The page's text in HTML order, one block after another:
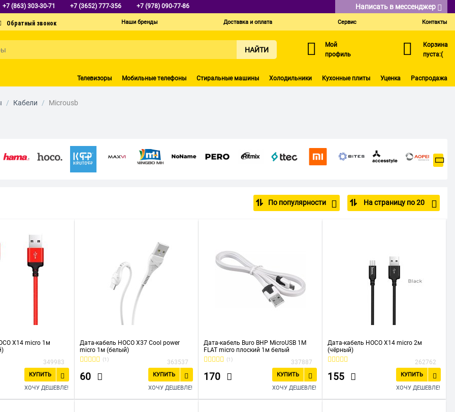
+7 (863) 303-30-71 +7 (3652) 777-356 +7 (978) 090-77-86 Написать в мессенджер
Наши бренды Доставка и оплата Сервис Контакты
НАЙТИ
Мой
профиль
Корзина
пуста:(
Телевизоры Мобильные телефоны Стиральные машины Холодильники Кухонные плиты Уценка Распродажа
/ Кабели / Microusb
По популярности На страницу по 20
X14 micro 1м
349983
КУПИТЬ
ХОЧУ ДЕШЕВЛЕ!
Дата-кабель HOCO X37 Cool power
micro 1м (белый)
(1) 363537
60
КУПИТЬ
ХОЧУ ДЕШЕВЛЕ!
Дата-кабель Buro BHP MicroUSB 1M
FLAT micro плоский 1м белый
(1) 337887
170
КУПИТЬ
ХОЧУ ДЕШЕВЛЕ!
Дата-кабель HOCO X14 micro 2м
(чёрный)
262762
155
КУПИТЬ
ХОЧУ ДЕШЕВЛЕ!